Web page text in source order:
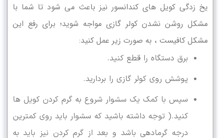
یخ زدگی کویل های کندانسور نیز باعث می شود تا شما با
مشکل روشن نشدن کولر گازی مواجه شوید؛ برای رفع این
مشکل کافیست ، به صورت زیر عمل کنید:
برق دستگاه را قطع کنید.
پوشش روی کولر گازی را بردارید.
سپس با کمک یک سشوار شروع به گرم کردن کویل ها
کنید.( توجه داشته باشید که سشوار باید روی کمترین
درجه گرمادهی باشد و بعد از گرم کردن نیز باید به